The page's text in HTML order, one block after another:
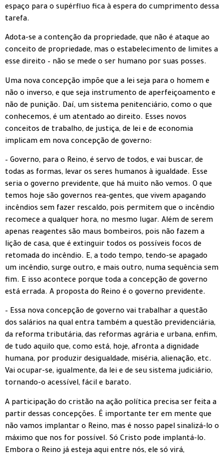
espaço para o supérfluo fica à espera do cumprimento dessa
tarefa.
Adota-se a contenção da propriedade, que não é ataque ao
conceito de propriedade, mas o estabelecimento de limites a
esse direito – não se mede o ser humano por suas posses.
Uma nova concepção impõe que a lei seja para o homem e
não o inverso, e que seja instrumento de aperfeiçoamento e
não de punição. Daí, um sistema penitenciário, como o que
conhecemos, é um atentado ao direito. Esses novos
conceitos de trabalho, de justiça, de lei e de economia
implicam em nova concepção de governo:
– Governo, para o Reino, é servo de todos, e vai buscar, de
todas as formas, levar os seres humanos à igualdade. Esse
seria o governo previdente, que há muito não vemos. O que
temos hoje são governos rea-gentes, que vivem apagando
incêndios sem fazer rescaldo, pois permitem que o incêndio
recomece a qualquer hora, no mesmo lugar. Além de serem
apenas reagentes são maus bombeiros, pois não fazem a
lição de casa, que é extinguir todos os possíveis focos de
retomada do incêndio. E, a todo tempo, tendo-se apagado
um incêndio, surge outro, e mais outro, numa sequência sem
fim. E isso acontece porque toda a concepção de governo
está errada. A proposta do Reino é o governo previdente.
– Essa nova concepção de governo vai trabalhar a questão
dos salários na qual entra também a questão previdenciária,
da reforma tributária, das reformas agrária e urbana, enfim,
de tudo aquilo que, como está, hoje, afronta a dignidade
humana, por produzir desigualdade, miséria, alienação, etc.
Vai ocupar-se, igualmente, da lei e de seu sistema judiciário,
tornando-o acessível, fácil e barato.
A participação do cristão na ação política precisa ser feita a
partir dessas concepções. É importante ter em mente que
não vamos implantar o Reino, mas é nosso papel sinalizá-lo o
máximo que nos for possível. Só Cristo pode implantá-lo.
Embora o Reino já esteja aqui entre nós, ele só virá,